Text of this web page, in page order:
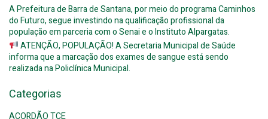
A Prefeitura de Barra de Santana, por meio do programa Caminhos
do Futuro, segue investindo na qualificação profissional da
população em parceria com o Senai e o Instituto Alpargatas.
ATENÇÃO, POPULAÇÃO! A Secretaria Municipal de Saúde
informa que a marcação dos exames de sangue está sendo
realizada na Policlínica Municipal.
Categorias
ACORDÃO TCE